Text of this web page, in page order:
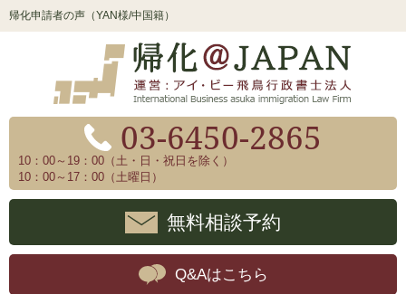
帰化申請者の声（YAN様/中国籍）
03-6450-2865
10：00～19：00（土・日・祝日を除く）
10：00～17：00（土曜日）
無料相談予約
Q&Aはこちら